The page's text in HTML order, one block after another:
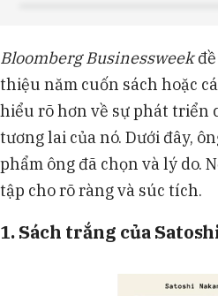
Bloomberg Businessweekđề
thiệu năm cuốn sách hoặc
hiểu rõ hơn về sự phát triển
tương lai của nó. Dưới đây,
phẩm ông đã chọn và lý do.
tập cho rõ ràng và súc tích.
1. Sách trắng của